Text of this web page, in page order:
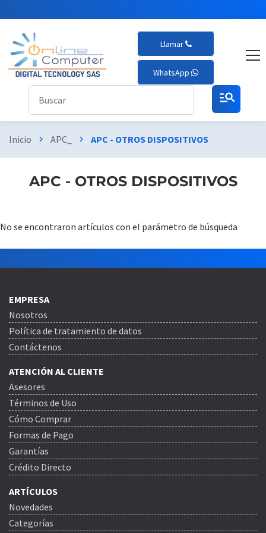
Llamar
WhatsApp
manage_search
Inicio chevron_right APC_ chevron_right APC - OTROS DISPOSITIVOS
APC - OTROS DISPOSITIVOS
No se encontraron artículos con el parámetro de búsqueda
EMPRESA
Nosotros
Política de tratamiento de datos
Contáctenos
ATENCIÓN AL CLIENTE
Asesores
Términos de Uso
Cómo Comprar
Formas de Pago
Garantías
Crédito Directo
ARTÍCULOS
Novedades
Categorías